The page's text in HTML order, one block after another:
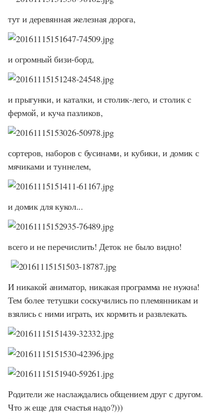
тут и деревянная железная дорога,
и огромный бизи-борд,
и прыгунки, и каталки, и столик-лего, и столик с
фермой, и куча пазликов,
сортеров, наборов с бусинами, и кубики, и домик с
мячиками и туннелем,
и домик для кукол...
всего и не перечислить! Детокнебыло видно!
И никакой аниматор, никакая программа не нужна!
Тем более тетушки соскучились по племянникам и
взялись с ними играть, их кормить и развлекать.
Родители же наслаждались общением друг с другом.
Что ж еще для счастья надо?)))